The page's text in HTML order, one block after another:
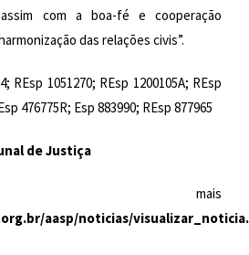
com a boa-fé e cooperação
das relações civis”.
REsp 1051270; REsp 1200105A; REsp
476775R; Esp 883990; REsp 877965
de Justiça
mais
aasp/noticias/